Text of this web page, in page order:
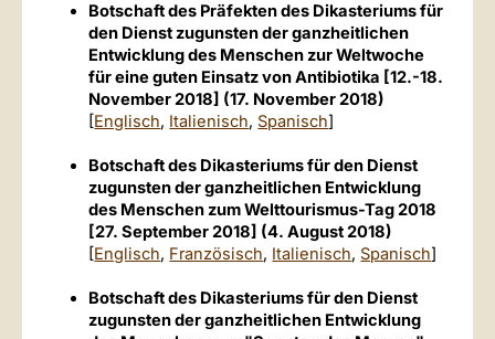
Botschaft des Präfekten des Dikasteriums für
den Dienst zugunsten der ganzheitlichen
Entwicklung des Menschen zur Weltwoche
für eine guten Einsatz von Antibiotika [12.-18.
November 2018] (17. November 2018)
[Englisch, Italienisch, Spanisch]
Botschaft des Dikasteriums für den Dienst
zugunsten der ganzheitlichen Entwicklung
des Menschen zum Welttourismus-Tag 2018
[27. September 2018] (4. August 2018)
[Englisch, Französisch, Italienisch, Spanisch]
Botschaft des Dikasteriums für den Dienst
zugunsten der ganzheitlichen Entwicklung